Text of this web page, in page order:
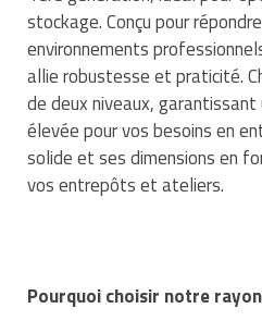
Ustensile cuisine
Vêtements personnalisés
Vitrines pour magasin
Traitement de l'air
Traitement des eaux
Trancheuse professionnelle
Transformateur électrique
Tapis de bureau
Tapis et caillebotis
Traitement des surfaces
Traitement du linge
Equipements de football
Equipements de karting
Equipements pour patinage
Equipements pour roller
sportif
Pétrin professionnel
Piano de cuisson
Plats et plateaux
Pompes à sauce
stockage. Conçu pour
environnements
allie robustesse et praticité.
de deux niveaux,
élevée pour vos besoins en
solide et ses dimensions en
vos entrepôts et ateliers.
Pourquoi choisir notre